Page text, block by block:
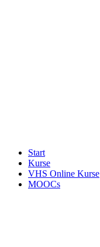
Start
Kurse
VHS Online Kurse
MOOCs